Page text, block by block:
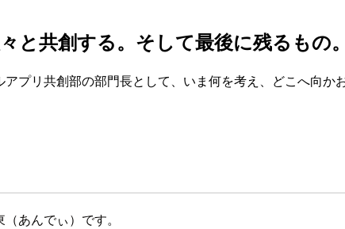
と共創する。そして最後に残るもの
プリ共創部の部門長として、いま何を考え、どこへ向か
あんでぃ）です。